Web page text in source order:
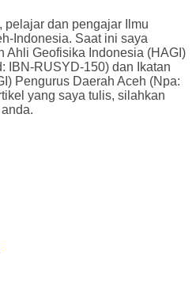
pelajar dan pengajar Ilmu
Indonesia. Saat ini saya
Ahli Geofisika Indonesia (HAGI)
IBN-RUSYD-150) dan Ikatan
Pengurus Daerah Aceh (Npa:
yang saya tulis, silahkan